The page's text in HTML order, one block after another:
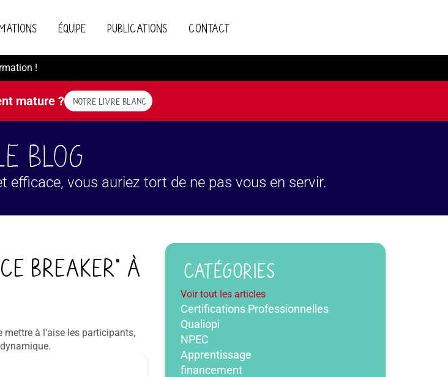
Équipe Publications Contact
!
mature ? NOTRE LIVRE BLANC
BLOG
vous auriez tort de ne pas vous en servir.
breaker" à
mettre à l'aise les participants,
CATÉGORIES
Voir tout les articles
Certifications Professionnelles
Qualiopi
NPEC
Apprentissage
financement